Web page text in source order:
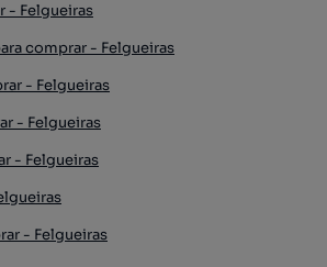
- Felgueiras
comprar - Felgueiras
- Felgueiras
- Felgueiras
- Felgueiras
- Felgueiras